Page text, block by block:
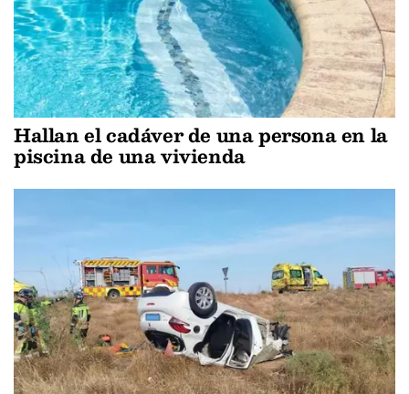
Hallan el cadáver de una persona en la
piscina de una vivienda